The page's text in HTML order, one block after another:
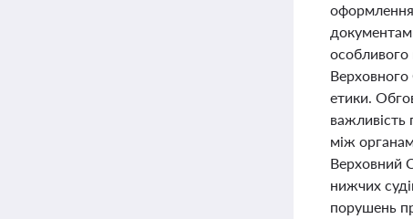
оформлення
особливого
Верховного
етики.
важливість
між
Верховний
нижчих
порушень